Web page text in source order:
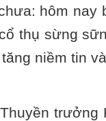
hôm nay
thụ sừng
niềm tin
trưởng